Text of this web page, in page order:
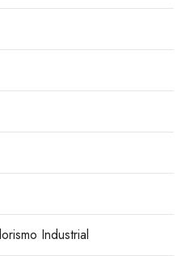
Industrial